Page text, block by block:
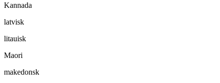
Kannada
latvisk
litauisk
Maori
makedonsk